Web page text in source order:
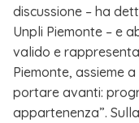
discussione – ha
Unpli Piemonte – e
valido e
Piemonte, assieme
portare avanti:
appartenenza”.